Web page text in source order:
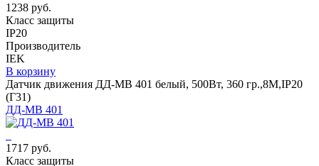
1238 руб.
Класс защиты
IP20
Производитель
IEK
В корзину
Датчик движения ДД-МВ 401 белый, 500Вт, 360 гр.,8М,IP20
(Г31)
ДД-МВ 401
1717 руб.
Класс защиты